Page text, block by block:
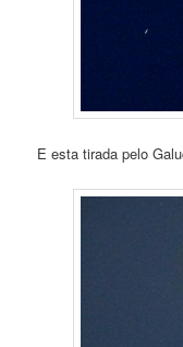
E esta tirada pelo